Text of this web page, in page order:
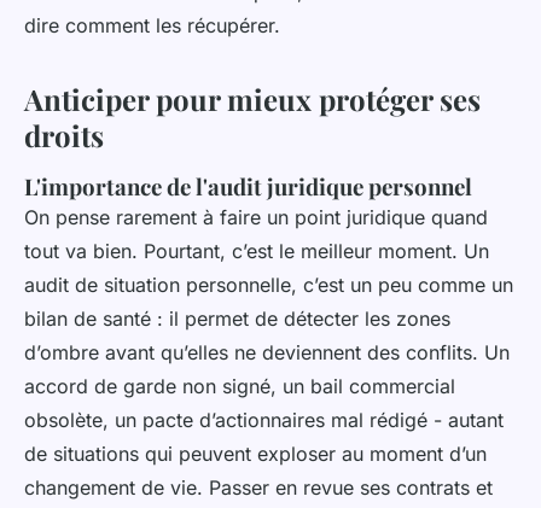
dire comment les récupérer.
Anticiper pour mieux protéger ses
droits
L'importance de l'audit juridique personnel
On pense rarement à faire un point juridique quand
tout va bien. Pourtant, c’est le meilleur moment. Un
audit de situation personnelle, c’est un peu comme un
bilan de santé : il permet de détecter les zones
d’ombre avant qu’elles ne deviennent des conflits. Un
accord de garde non signé, un bail commercial
obsolète, un pacte d’actionnaires mal rédigé - autant
de situations qui peuvent exploser au moment d’un
changement de vie. Passer en revue ses contrats et